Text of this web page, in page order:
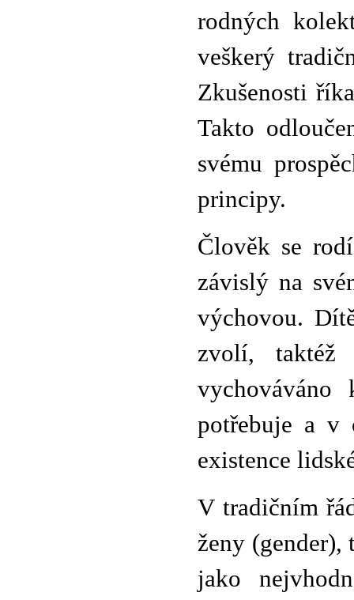
rodných
veškerý
Zkušenosti
Takto
svému
principy.
Člověk se
závislý na
výchovou.
zvolí,
potřebuje a v
existence
V tradičním
ženy
jako